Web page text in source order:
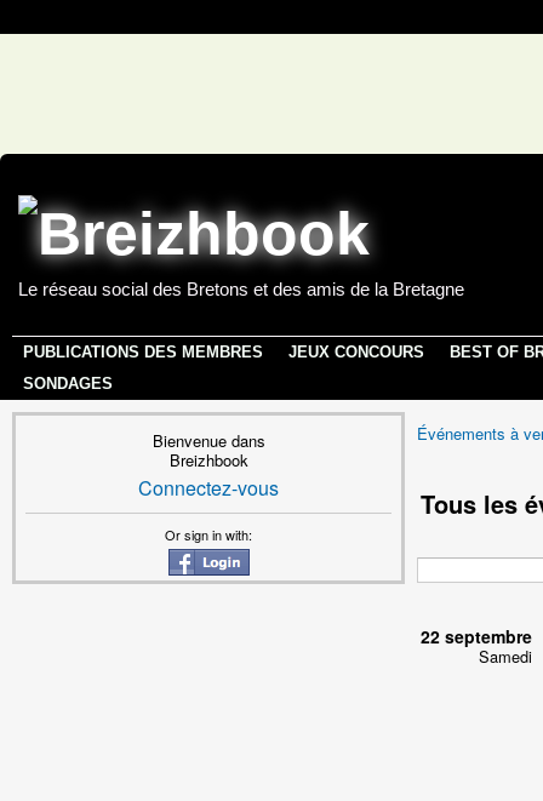
Le réseau social des Bretons et des amis de la Bretagne
PUBLICATIONS DES MEMBRES JEUX CONCOURS
BEST OF
SONDAGES
Bienvenue dans
Breizhbook
Connectez-vous
Or sign in with:
Événements à
Tous les
22 septembre
Samedi